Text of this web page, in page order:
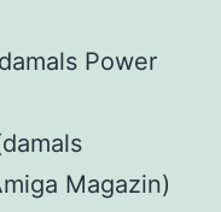
Power
Magazin)